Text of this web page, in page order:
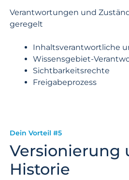
Verantwortungen und
geregelt
Inhaltsverantwortliche
Wissensgebiet-
Sichtbarkeitsrechte
Freigabeprozess
Dein Vorteil #5
Versionierung
Historie